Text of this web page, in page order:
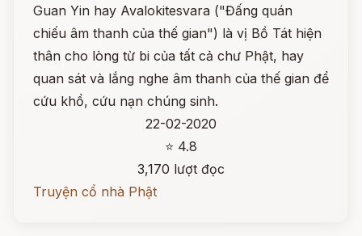
Guan Yin hay Avalokitesvara ("Đấng quán
chiếu âm thanh của thế gian") là vị Bồ Tát hiện
thân cho lòng từ bi của tất cả chư Phật, hay
quan sát và lắng nghe âm thanh của thế gian để
cứu khổ, cứu nạn chúng sinh.
22-02-2020
⭐ 4.8
3,170 lượt đọc
Truyện cổ nhà Phật